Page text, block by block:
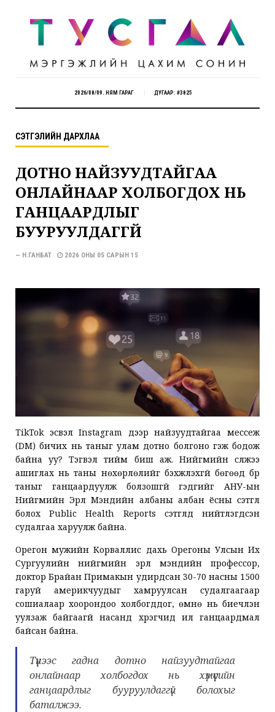
2026/08/09. НЯМ ГАРАГ ДУГААР: #3825
СЭТГЭЛИЙН ДАРХЛАА
ДОТНО НАЙЗУУДТАЙГАА
ОНЛАЙНААР ХОЛБОГДОХ НЬ
ГАНЦААРДЛЫГ
БУУРУУЛДАГГҮЙ
— Н.ГАНБАТ 2026 ОНЫ 05 САРЫН 15
TikTok эсвэл Instagram дээр найзуудтайгаа мессеж
(DM) бичих нь таныг улам дотно болгоно гэж бодож
байна уу? Тэгвэл тийм биш аж. Нийгмийн сүлжээ
ашиглах нь таны нөхөрлөлийг бэхжүүлэхгүй бөгөөд бүр
таныг ганцаардуулж болзошгүй гэдгийг АНУ-ын
Нийгмийн Эрүүл Мэндийн албаны албан ёсны сэтгүүл
болох Public Health Reports сэтгүүлд нийтлэгдсэн
судалгаа харуулж байна.
Орегон мужийн Корваллис дахь Орегоны Улсын Их
Сургуулийн нийгмийн эрүүл мэндийн профессор,
доктор Брайан Примакын удирдсан 30-70 насны 1500
гаруй америкчуудыг хамруулсан судалгаагаар
сошиалаар хоорондоо холбогддог, өмнө нь биечлэн
уулзаж байгаагүй насанд хүрэгчид илүү ганцаардмал
байсан байна.
Түүнээс гадна дотно найзуудтайгаа
онлайнаар холбогдох нь хүмүүсийн
ганцаардлыг бууруулдаггүй болохыг
баталжээ.